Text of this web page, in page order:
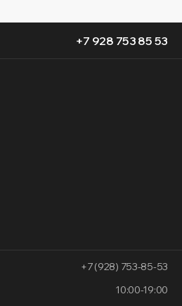
+7 928 753 85 53
+7 (928) 753-85-53
10:00-19:00